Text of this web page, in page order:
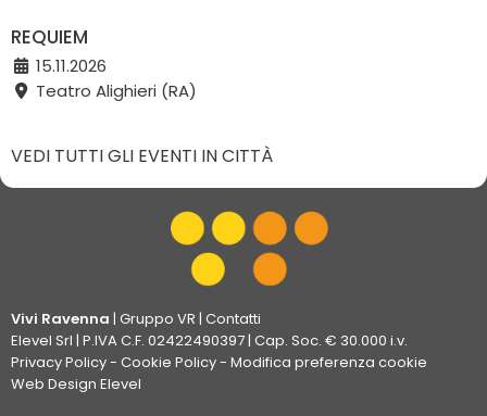
REQUIEM
15.11.2026
Teatro Alighieri (RA)
VEDI TUTTI GLI EVENTI IN CITTÀ
Vivi Ravenna | Gruppo VR | Contatti
Elevel Srl | P.IVA C.F. 02422490397 | Cap. Soc. € 30.000 i.v.
Privacy Policy- Cookie Policy- Modifica preferenza cookie
Web Design Elevel